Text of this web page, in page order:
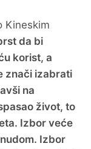
Kineskim
da bi
korist, a
znači izabrati
na
život, to
Izbor veće
Izbor